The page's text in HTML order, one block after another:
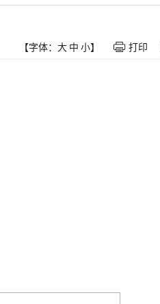
【字体： 大 中 小】 打印